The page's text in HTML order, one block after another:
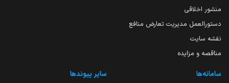
منشور اخلاقی
دستورالعمل مدیریت تعارض منافع
نقشه سایت
مناقصه و مزایده
سامانه‌ها سایر پیوندها